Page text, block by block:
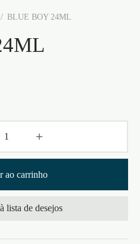
/ BLUE BOY 24ML
ao carrinho
lista de desejos